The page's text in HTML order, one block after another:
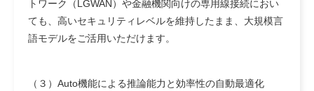
トワーク（LGWAN）や金融機関向けの専用線接続におい
ても、高いセキュリティレベルを維持したまま、大規模言
語モデルをご活用いただけます。
（３）Auto機能による推論能力と効率性の自動最適化